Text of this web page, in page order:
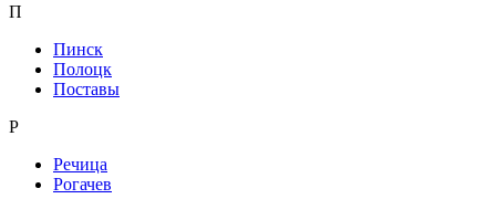
П
Пинск
Полоцк
Поставы
Р
Речица
Рогачев